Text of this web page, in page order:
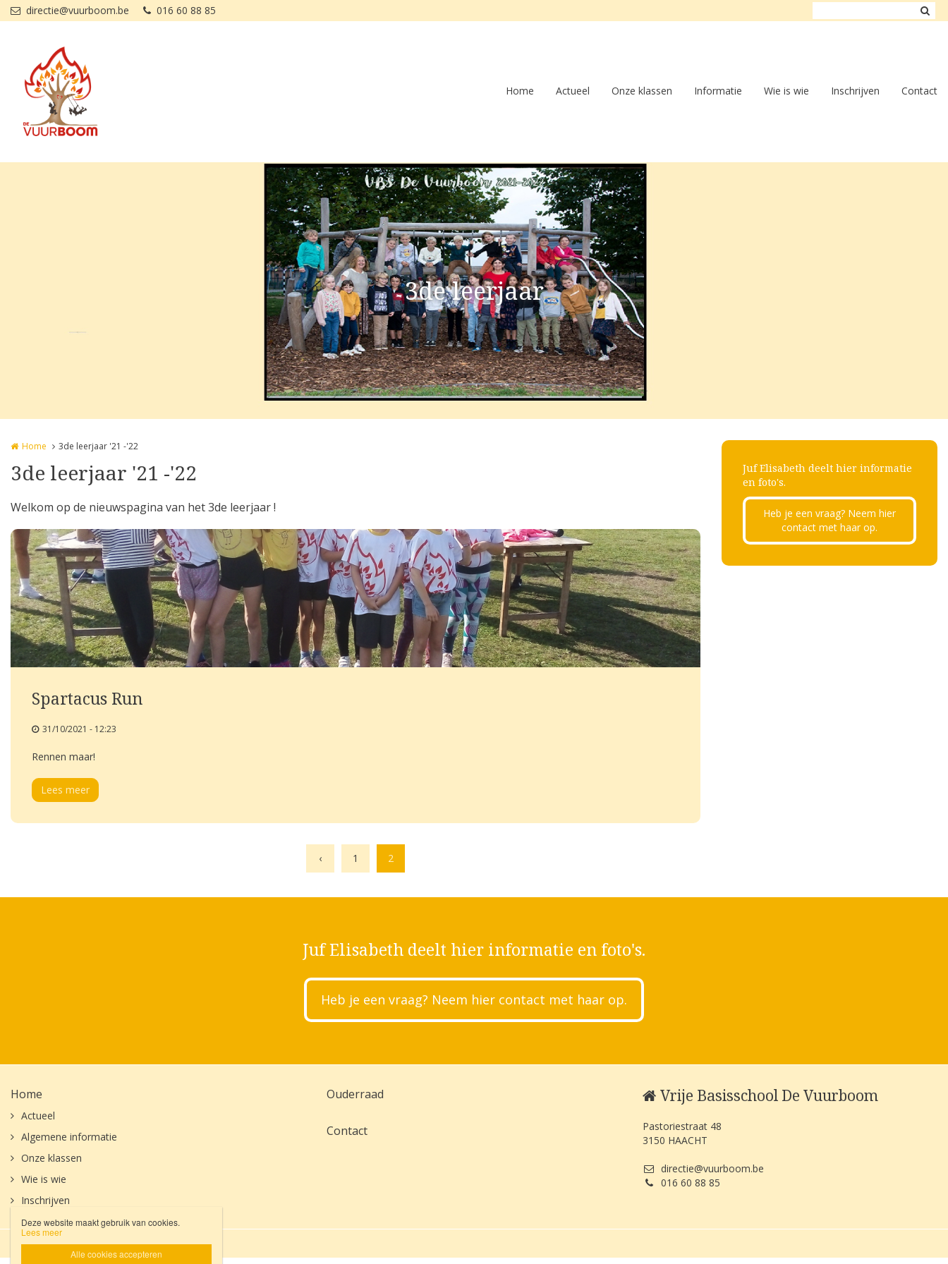
Overslaan en naar de inhoud gaan
directie@vuurboom.be 016 60 88 85
Home Actueel Onze klassen Informatie Wie is wie Inschrijven Contact
3de leerjaar
Home 3de leerjaar '21 -'22
3de leerjaar '21 -'22
Welkom op de nieuwspagina van het 3de leerjaar !
Spartacus Run
31/10/2021 - 12:23
Rennen maar!
Lees meer
‹ 1 2
Juf Elisabeth deelt hier informatie
en foto's.
Heb je een vraag? Neem hier
contact met haar op.
Juf Elisabeth deelt hier informatie en foto's.
Heb je een vraag? Neem hier contact met haar op.
Home
Actueel
Algemene informatie
Onze klassen
Wie is wie
Inschrijven
Ouderraad
Contact
Vrije Basisschool De Vuurboom
Pastoriestraat 48
3150 HAACHT
directie@vuurboom.be
016 60 88 85
Privacyverklaring Disclaimer
Deze website maakt gebruik van cookies.
Lees meer
Alle cookies accepteren